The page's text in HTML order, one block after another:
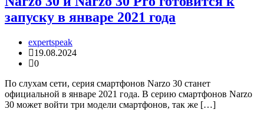
запуску в январе 2021 года
expertspeak
19.08.2024
0
По слухам сети, серия смартфонов Narzo 30 станет
официальной в январе 2021 года. В серию смартфонов Narzo
30 может войти три модели смартфонов, так же […]